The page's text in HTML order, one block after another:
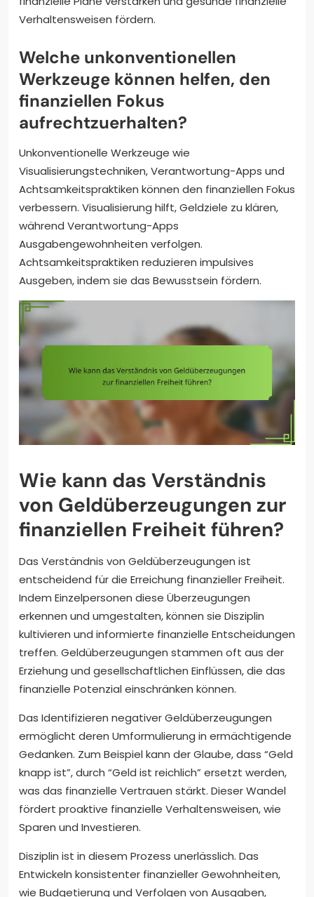
Verhaltensweisen fördern.
Welche unkonventionellen
Werkzeuge können helfen, den
finanziellen Fokus
aufrechtzuerhalten?
Unkonventionelle Werkzeuge wie
Visualisierungstechniken, Verantwortung-Apps und
Achtsamkeitspraktiken können den finanziellen Fokus
verbessern. Visualisierung hilft, Geldziele zu klären,
während Verantwortung-Apps
Ausgabengewohnheiten verfolgen.
Achtsamkeitspraktiken reduzieren impulsives
Ausgeben, indem sie das Bewusstsein fördern.
Wie kann das Verständnis
von Geldüberzeugungen zur
finanziellen Freiheit führen?
Das Verständnis von Geldüberzeugungen ist
entscheidend für die Erreichung finanzieller Freiheit.
Indem Einzelpersonen diese Überzeugungen
erkennen und umgestalten, können sie Disziplin
kultivieren und informierte finanzielle Entscheidungen
treffen. Geldüberzeugungen stammen oft aus der
Erziehung und gesellschaftlichen Einflüssen, die das
finanzielle Potenzial einschränken können.
Das Identifizieren negativer Geldüberzeugungen
ermöglicht deren Umformulierung in ermächtigende
Gedanken. Zum Beispiel kann der Glaube, dass “Geld
knapp ist”, durch “Geld ist reichlich” ersetzt werden,
was das finanzielle Vertrauen stärkt. Dieser Wandel
fördert proaktive finanzielle Verhaltensweisen, wie
Sparen und Investieren.
Disziplin ist in diesem Prozess unerlässlich. Das
Entwickeln konsistenter finanzieller Gewohnheiten,
wie Budgetierung und Verfolgen von Ausgaben,